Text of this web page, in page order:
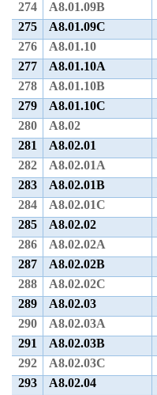
274 A8.01.09B
275
A8.01.09C
276
A8.01.10
277
A8.01.10A
278
A8.01.10B
279
A8.01.10C
280
A8.02
281
A8.02.01
282
A8.02.01A
283
A8.02.01B
284
A8.02.01C
285
A8.02.02
286
A8.02.02A
287
A8.02.02B
288
A8.02.02C
289
A8.02.03
290
A8.02.03A
291
A8.02.03B
292
A8.02.03C
293
A8.02.04